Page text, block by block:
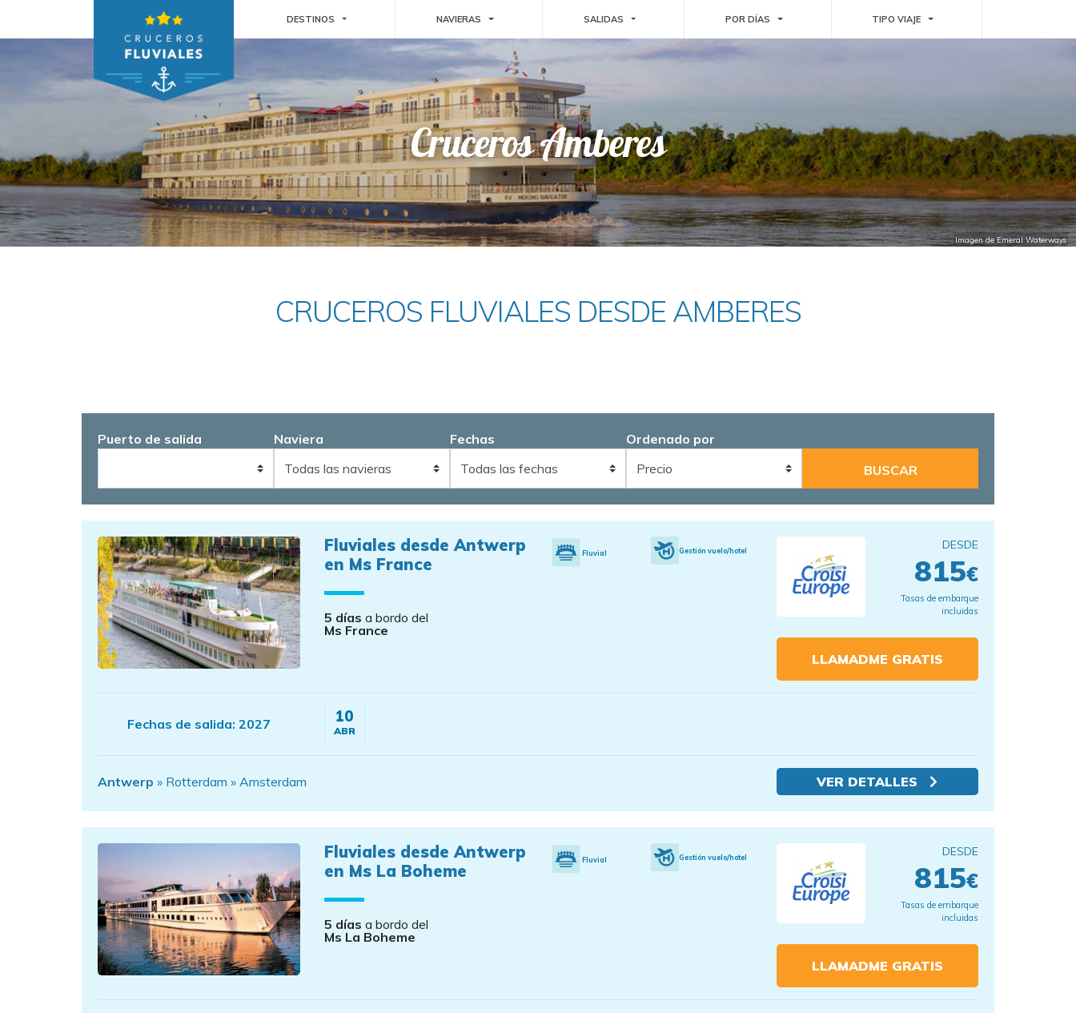
DESTINOS TOGGLE DROPDOWNNAVIERAS TOGGLE DROPDOWNSALIDAS TOGGLE DROPDOWNPOR DÍAS TOGGLE DROPDOWNTIPO VIAJE TOGGLE DROPDOWN
Cruceros Amberes
Imagen de Emeral Waterways
CRUCEROS FLUVIALES DESDE AMBERES
Puerto de salida Naviera Fechas Ordenado por
Fluviales desde Antwerp
en Ms France
5 días a bordo del
Ms France
Fluvial Gestión vuelo/hotel DESDE
815€
Tasas de embarque
incluidas
LLAMADME GRATIS
Fechas de salida: 2027 10
ABR
Antwerp » Rotterdam » Amsterdam VER DETALLES
Fluviales desde Antwerp
en Ms La Boheme
5 días a bordo del
Ms La Boheme
Fluvial Gestión vuelo/hotel DESDE
815€
Tasas de embarque
incluidas
LLAMADME GRATIS